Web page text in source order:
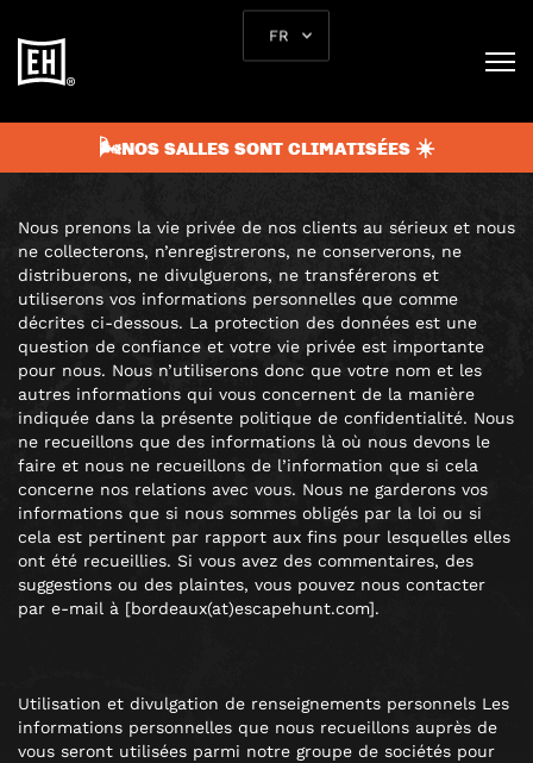
FR
🌬️NOS SALLES SONT CLIMATISÉES ☀️
POLITIQUE DE
CONFIDENTIALITÉ
POLITIQUE DE CONFIDENTIALITÉ
Nous prenons la vie privée de nos clients au sérieux et nous
ne collecterons, n’enregistrerons, ne conserverons, ne
distribuerons, ne divulguerons, ne transférerons et
utiliserons vos informations personnelles que comme
décrites ci-dessous. La protection des données est une
question de confiance et votre vie privée est importante
pour nous. Nous n’utiliserons donc que votre nom et les
autres informations qui vous concernent de la manière
indiquée dans la présente politique de confidentialité. Nous
ne recueillons que des informations là où nous devons le
faire et nous ne recueillons de l’information que si cela
concerne nos relations avec vous. Nous ne garderons vos
informations que si nous sommes obligés par la loi ou si
cela est pertinent par rapport aux fins pour lesquelles elles
ont été recueillies. Si vous avez des commentaires, des
suggestions ou des plaintes, vous pouvez nous contacter
par e-mail à [bordeaux(at)escapehunt.com].
Utilisation et divulgation de renseignements personnels Les
informations personnelles que nous recueillons auprès de
vous seront utilisées parmi notre groupe de sociétés pour